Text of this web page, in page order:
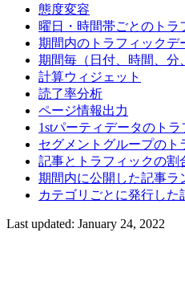
態度変容
曜日・時間帯ごとのトラ
期間内のトラフィックデ
期間毎（日付、時間、分
計算ウィジェット
読了率分析
ページ情報出力
1stパーティデータのト
セグメントグループのト
記事とトラフィックの割
期間内に公開した記事ラ
カテゴリごとに発行した
Last updated: January 24, 2022